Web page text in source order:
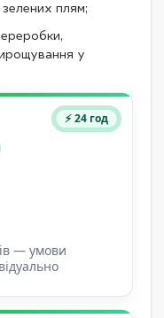
плям;
у
⚡ 24 год
— умови